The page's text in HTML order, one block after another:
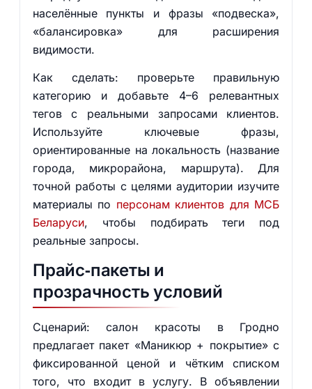
населённые пункты и фразы «подвеска»,
«балансировка» для расширения
видимости.
Как сделать: проверьте правильную
категорию и добавьте 4–6 релевантных
тегов с реальными запросами клиентов.
Используйте ключевые фразы,
ориентированные на локальность (название
города, микрорайона, маршрута). Для
точной работы с целями аудитории изучите
материалы по персонам клиентов для МСБ
Беларуси, чтобы подбирать теги под
реальные запросы.
Прайс‑пакеты и
прозрачность условий
Сценарий: салон красоты в Гродно
предлагает пакет «Маникюр + покрытие» с
фиксированной ценой и чётким списком
того, что входит в услугу. В объявлении